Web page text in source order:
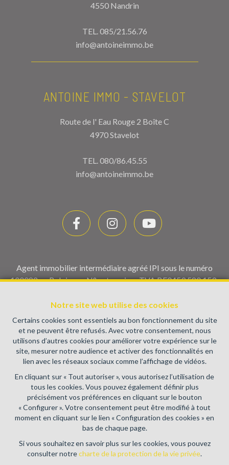
Notre site web utilise des cookies
Certains cookies sont essentiels au bon fonctionnement du site
et ne peuvent être refusés. Avec votre consentement, nous
utilisons d’autres cookies pour améliorer votre expérience sur le
site, mesurer notre audience et activer des fonctionnalités en
lien avec les réseaux sociaux comme l’affichage de vidéos.
En cliquant sur « Tout autoriser », vous autorisez l’utilisation de
tous les cookies. Vous pouvez également définir plus
précisément vos préférences en cliquant sur le bouton
« Configurer ». Votre consentement peut être modifié à tout
moment en cliquant sur le lien « Configuration des cookies » en
bas de chaque page.
Si vous souhaitez en savoir plus sur les cookies, vous pouvez
consulter notrecharte de la protection de la vie privée.
4550 Nandrin
TEL.085/21.56.76
info@antoineimmo.be
ANTOINE IMMO - STAVELOT
Route de l' Eau Rouge 2 Boîte C
4970 Stavelot
TEL.080/86.45.55
info@antoineimmo.be
Agent immobilier intermédiaire agréé IPI sous le numéro
100082 en Belgique - N° entreprise : TVA BE0459.580.159-
immobiliers, rue du Luxembourg 16B, 1000 Bruxelles (+32 2
505 38 50 - info@ipi.be) - Soumis aucode déontologique de l’
IPI
RC professionnelle et cautionnement via AXA Belgium SA,
Place du Trône 1, 1000 Bruxelles – police n° 730.390.160.
Couverture valable pour les activités réalisées en Belgique
Conditions générales d'utilisation du site
Charte de la protection de la vie privée
Configuration des cookies